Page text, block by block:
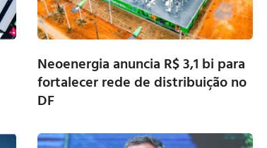
Neoenergia anuncia R$ 3,1 bi para
fortalecer rede de distribuição no
DF